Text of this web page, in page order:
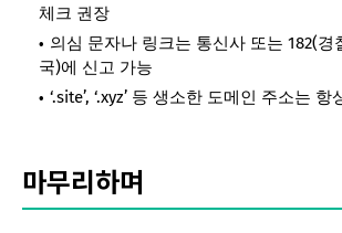
체크 권장
의심 문자나 링크는 통신사 또는 182(경
국)에 신고 가능
‘.site’, ‘.xyz’ 등 생소한 도메인 주소는 항
마무리하며